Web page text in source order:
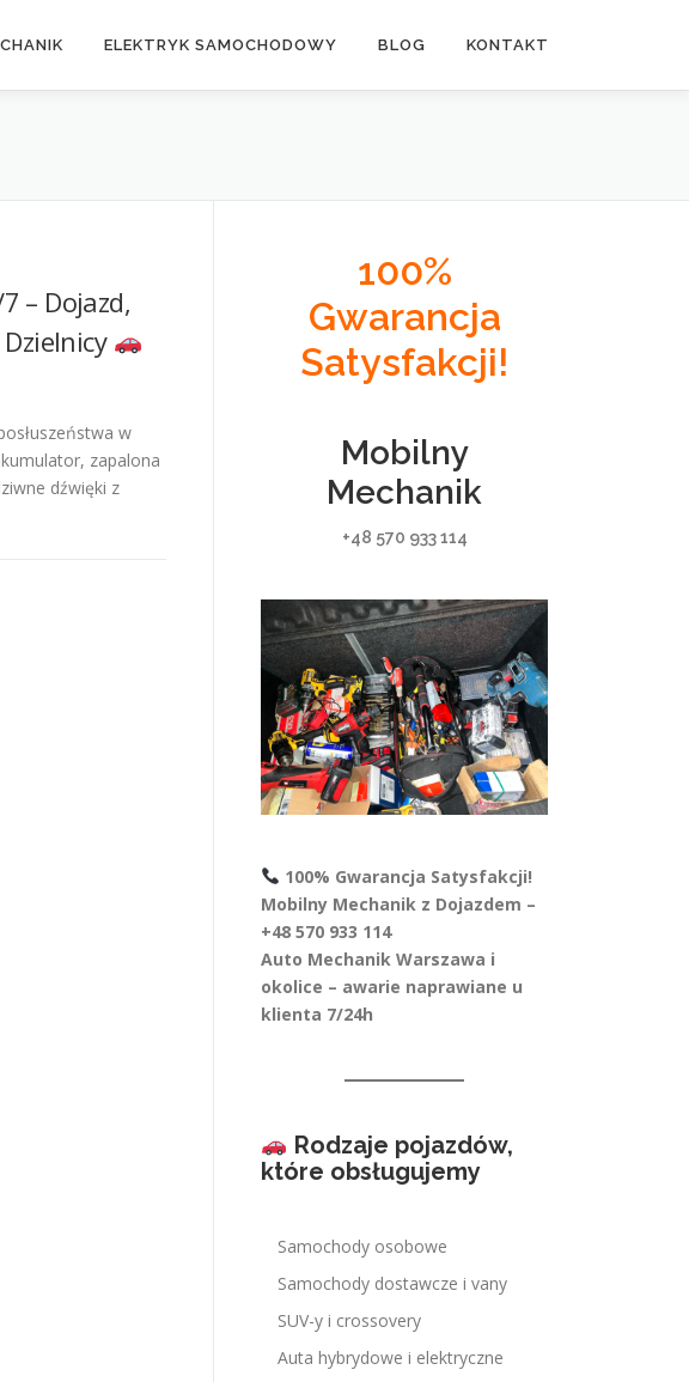
ELEKTRYK SAMOCHODOWY BLOG KONTAKT
– Dojazd,
w
zapalona
dźwięki z
100%
Gwarancja
Satysfakcji!
Mobilny
Mechanik
+48 570 933 114
100% Gwarancja Satysfakcji!
Mobilny Mechanik z Dojazdem –
+48 570 933 114
Auto Mechanik Warszawa i
okolice – awarie naprawiane u
klienta 7/24h
Rodzaje pojazdów,
które obsługujemy
Samochody osobowe
Samochody dostawcze i vany
SUV-y i crossovery
Auta hybrydowe i elektryczne